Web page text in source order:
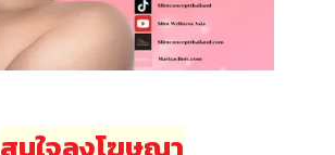
สนใจลงโฆษณา